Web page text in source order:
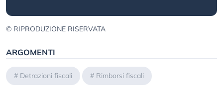
© RIPRODUZIONE RISERVATA
ARGOMENTI
# Detrazioni fiscali # Rimborsi fiscali